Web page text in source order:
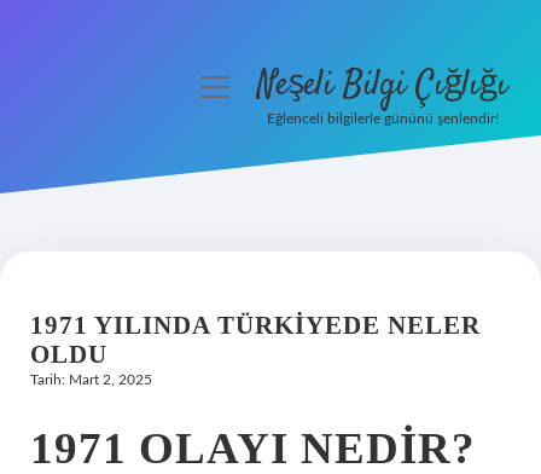
Hakkımızda
menüyüNeşeli Bilgi Çığlığı
Eğlenceli bilgilerle gününü şenlendir!
1971 YILINDA TÜRKIYEDE NELER
OLDU
Tarih: Mart 2, 2025
1971 OLAYI NEDIR?